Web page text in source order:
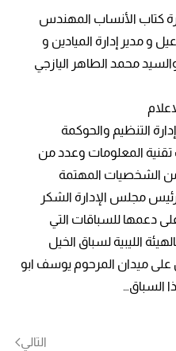
كتاب الأنساب المهندس
و مدير إدارة الميادين و
محمد الطاهر اليازجي
التنظيم والحوكمة
المعلومات وعدد من
من الشخصيات المهتمة
مجلس الإدارة الشكر
دعمها للسباقات التي
الليبية لسباق الخيل
ميدان المرحوم يوسف ابو
السباق…
التالي